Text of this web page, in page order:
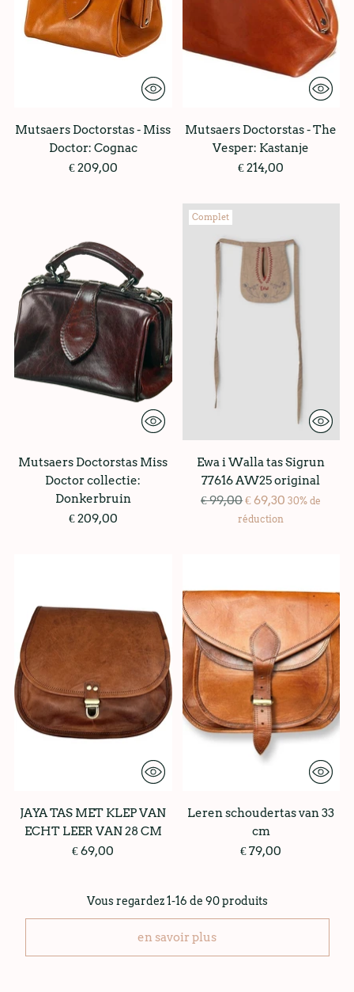
Mutsaers Doctorstas - Miss
Doctor: Cognac
€ 209,00
Mutsaers Doctorstas - The
Vesper: Kastanje
€ 214,00
Mutsaers Doctorstas Miss
Doctor collectie:
Donkerbruin
€ 209,00
Complet
Ewa i Walla tas Sigrun
77616 AW25 original
Prix
normal
€ 99,00€ 69,30 30% de
réduction
JAYA TAS MET KLEP VAN
ECHT LEER VAN 28 CM
€ 69,00
Leren schoudertas van 33
cm
€ 79,00
Vous regardez 1-16 de 90 produits
en savoir plus